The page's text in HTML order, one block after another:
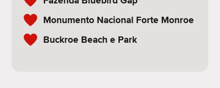
Monumento Nacional Forte Monroe
Buckroe Beach e Park